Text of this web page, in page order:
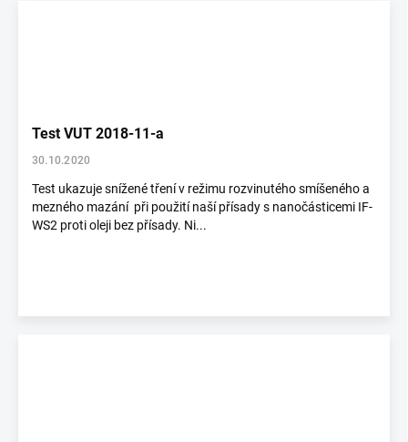
Test VUT 2018-11-a
30.10.2020
Test ukazuje snížené tření v režimu rozvinutého smíšeného a
mezného mazání při použití naší přísady s nanočásticemi IF-
WS2 proti oleji bez přísady. Ni...